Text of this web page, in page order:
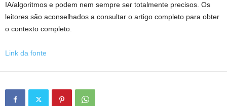
IA/algoritmos e podem nem sempre ser totalmente precisos. Os
leitores são aconselhados a consultar o artigo completo para obter
o contexto completo.
Link da fonte